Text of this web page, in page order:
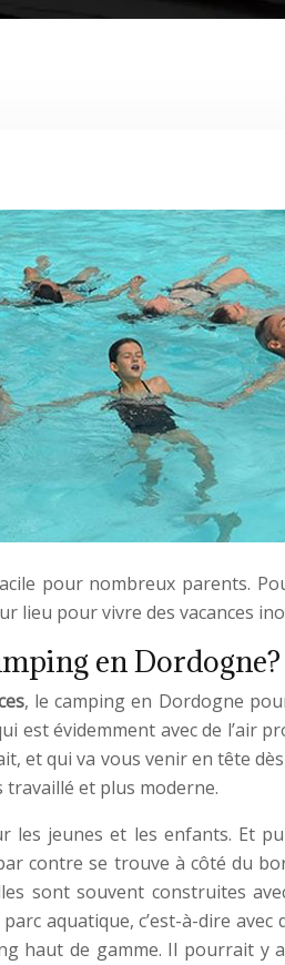
pour nombreux parents.
lieu pour vivre des vacances
en Dordogne?
, le camping en Dordogne
est évidemment avec de l’air
et qui va vous venir en tête
travaillé et plus moderne.
jeunes et les enfants. Et
contre se trouve à côté du
sont souvent construites
aquatique, c’est-à-dire
haut de gamme. Il pourrait